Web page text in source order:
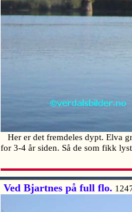
Her er det fremdeles dypt. Elva
for 3-4 år siden. Så de som fikk
Ved Bjartnes på full flo.